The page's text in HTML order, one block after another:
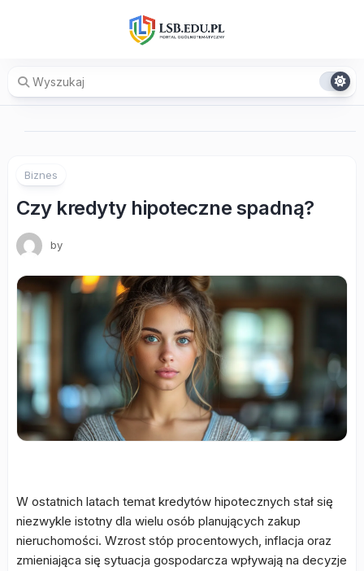
Biznes
Czy kredyty hipoteczne spadną?
by
W ostatnich latach temat kredytów hipotecznych stał się
niezwykle istotny dla wielu osób planujących zakup
nieruchomości. Wzrost stóp procentowych, inflacja oraz
zmieniająca się sytuacja gospodarcza wpływają na decyzje